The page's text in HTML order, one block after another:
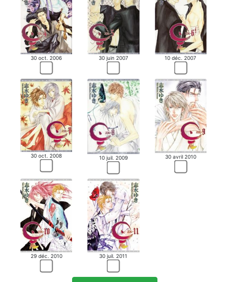
30 oct. 2006 30 juin 2007 10 déc. 2007
30 oct. 2008 10 juil. 2009 30 avril 2010
29 déc. 2010 30 juil. 2011